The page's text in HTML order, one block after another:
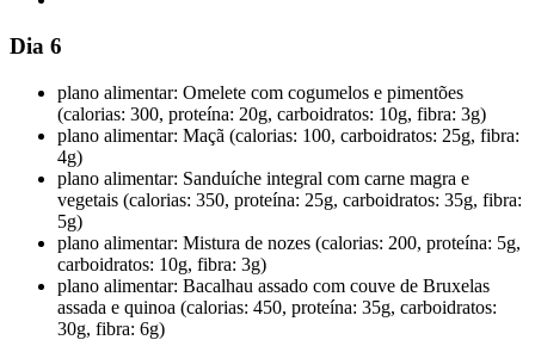
Dia 6
plano alimentar: Omelete com cogumelos e pimentões
(calorias: 300, proteína: 20g, carboidratos: 10g, fibra: 3g)
plano alimentar: Maçã (calorias: 100, carboidratos: 25g, fibra:
4g)
plano alimentar: Sanduíche integral com carne magra e
vegetais (calorias: 350, proteína: 25g, carboidratos: 35g, fibra:
5g)
plano alimentar: Mistura de nozes (calorias: 200, proteína: 5g,
carboidratos: 10g, fibra: 3g)
plano alimentar: Bacalhau assado com couve de Bruxelas
assada e quinoa (calorias: 450, proteína: 35g, carboidratos:
30g, fibra: 6g)